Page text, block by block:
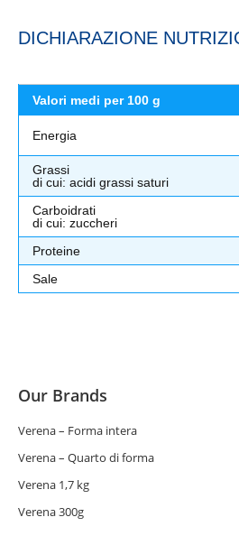
DICHIARAZIONE
Valori medi per 100 g
Energia
Grassi
di cui: acidi grassi saturi
Carboidrati
di cui: zuccheri
Proteine
Sale
Our Brands
Verena – Forma intera
Verena – Quarto di forma
Verena 1,7 kg
Verena 300g